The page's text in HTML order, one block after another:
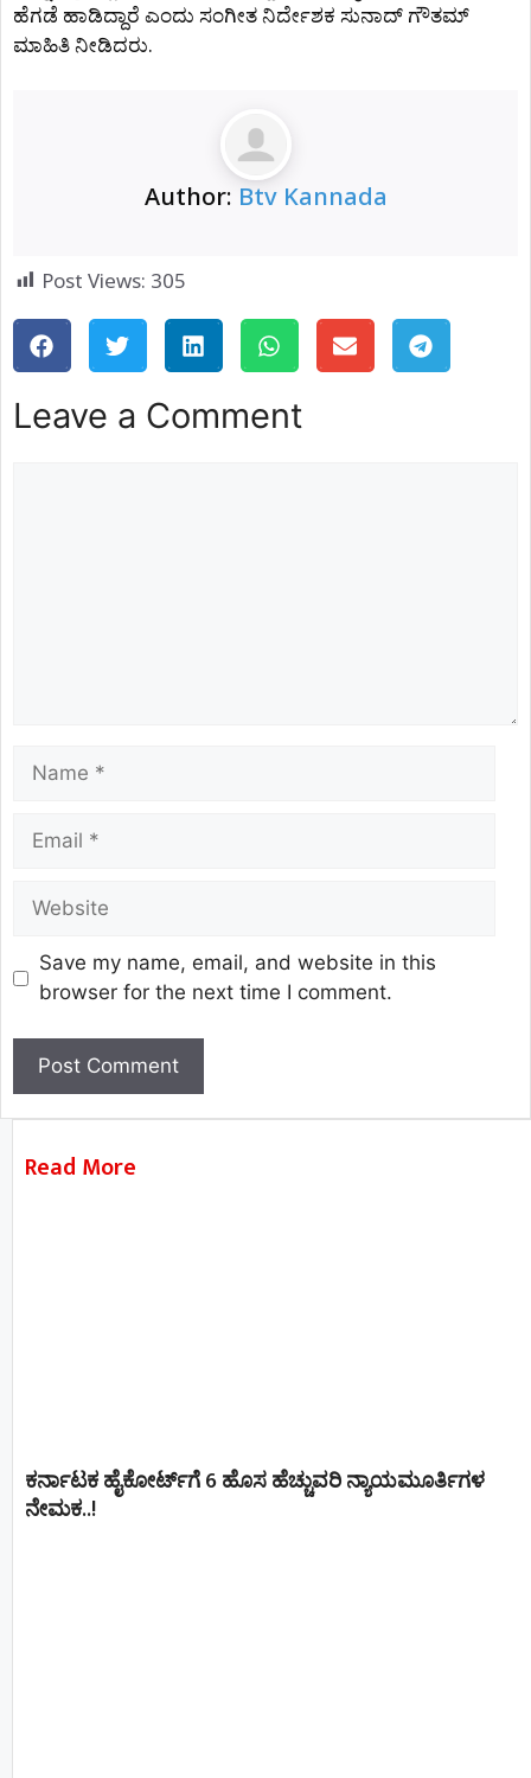
ಹೆಗಡೆ ಹಾಡಿದ್ದಾರೆ ಎಂದು ಸಂಗೀತ ನಿರ್ದೇಶಕ ಸುನಾದ್ ಗೌತಮ್
ಮಾಹಿತಿ ನೀಡಿದರು.
Author: Btv Kannada
Post Views: 305
Leave a Comment
Save my name, email, and website in this
browser for the next time I comment.
Read More
ಕರ್ನಾಟಕ ಹೈಕೋರ್ಟ್‌ಗೆ 6 ಹೊಸ ಹೆಚ್ಚುವರಿ ನ್ಯಾಯಮೂರ್ತಿಗಳ
ನೇಮಕ..!